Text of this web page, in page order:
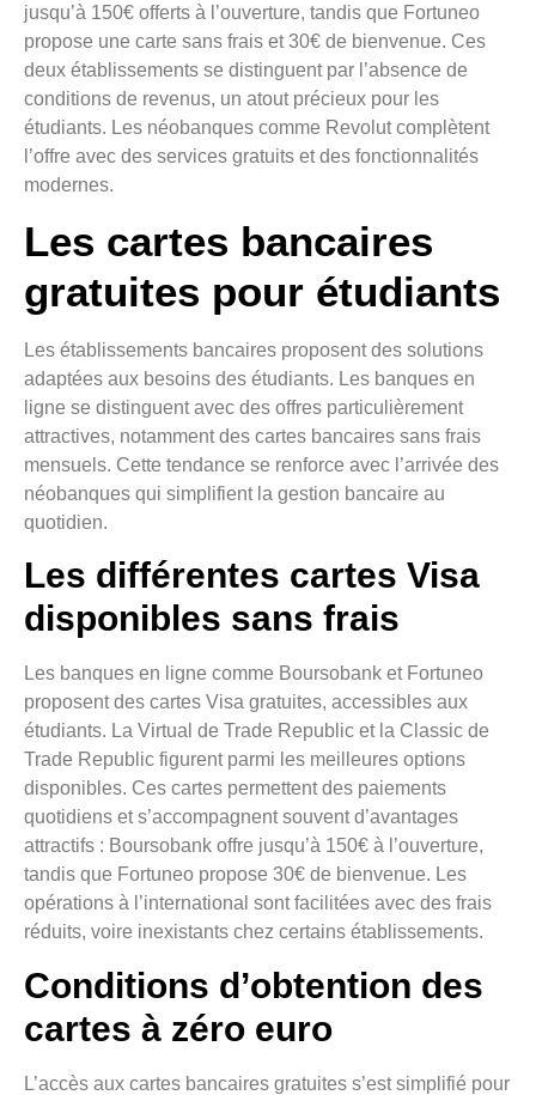
jusqu’à 150€ offerts à l’ouverture, tandis que Fortuneo
propose une carte sans frais et 30€ de bienvenue. Ces
deux établissements se distinguent par l’absence de
conditions de revenus, un atout précieux pour les
étudiants. Les néobanques comme Revolut complètent
l’offre avec des services gratuits et des fonctionnalités
modernes.
Les cartes bancaires
gratuites pour étudiants
Les établissements bancaires proposent des solutions
adaptées aux besoins des étudiants. Les banques en
ligne se distinguent avec des offres particulièrement
attractives, notamment des cartes bancaires sans frais
mensuels. Cette tendance se renforce avec l’arrivée des
néobanques qui simplifient la gestion bancaire au
quotidien.
Les différentes cartes Visa
disponibles sans frais
Les banques en ligne comme Boursobank et Fortuneo
proposent des cartes Visa gratuites, accessibles aux
étudiants. La Virtual de Trade Republic et la Classic de
Trade Republic figurent parmi les meilleures options
disponibles. Ces cartes permettent des paiements
quotidiens et s’accompagnent souvent d’avantages
attractifs : Boursobank offre jusqu’à 150€ à l’ouverture,
tandis que Fortuneo propose 30€ de bienvenue. Les
opérations à l’international sont facilitées avec des frais
réduits, voire inexistants chez certains établissements.
Conditions d’obtention des
cartes à zéro euro
L’accès aux cartes bancaires gratuites s’est simplifié pour